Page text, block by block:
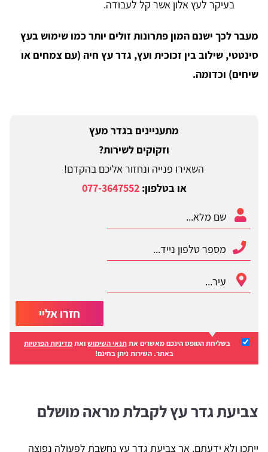
בעיקר לעץ אלון אשר קל לעבודה.
מעבר לכך ישנם המון פתרונות זולים יותר כמו שימוש בעץ
סינטטי, שילוב בין זכוכית ועץ, גדר עץ חיה (עם צמחים או
שיחים) וכדומה.
מתעניינים בגדר מעץ
וזקוקים לשירות?
השאירו פנייה ונחזור אליכם בהקדם!
או בטלפון:077-3647552
חזרו אליי
בשליחת הטופס הינכם מאשרים אתתנאי השימושואתמדיניות הפרטיות
באתר. השירות ניתן בחינם!
צביעת גדר עץ לקבלת מראה מושלם
ייתכן ולא ידעתם, אך צביעת גדר עץ נחשבת לפעולה נפוצה